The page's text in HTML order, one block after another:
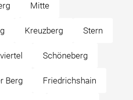
Mitte
Kreuzberg Stern
Schöneberg
Berg Friedrichshain